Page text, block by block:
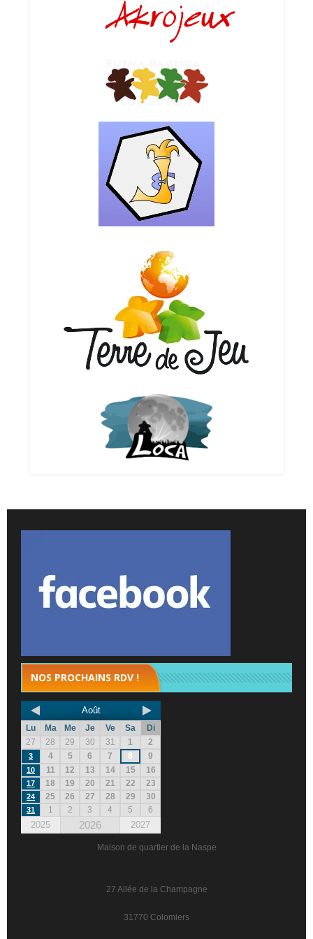
NOS PROCHAINS RDV !
Août
Lu Ma Me Je Ve Sa
Di
27
28 29 30 31 1 2
3 4 5 6 7 8 9
10 11 12 13 14 15 16
17 18 19 20 21 22 23
24 25 26 27 28 29 30
31 1 2 3 4 5 6
2025 2026 2027
Maison de quartier de la Naspe
27 Allée de la Champagne
31770 Colomiers